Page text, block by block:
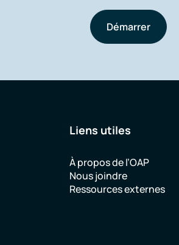
Démarrer
Liens utiles
À propos de l’OAP
Nous joindre
Ressources externes